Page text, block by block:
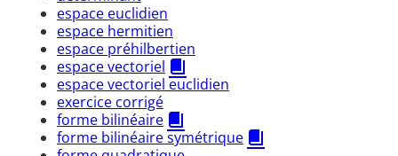
espace euclidien
espace hermitien
espace préhilbertien
espace vectoriel
espace vectoriel euclidien
exercice corrigé
forme bilinéaire
forme bilinéaire symétrique